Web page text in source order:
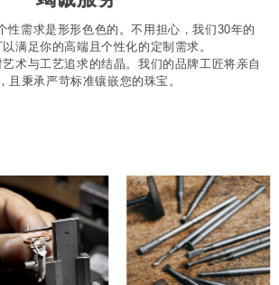
性需求是形形色色的。不用担心，我们30年的
满足你的高端且个性化的定制需求。
术与工艺追求的结晶。我们的品牌工匠将亲自
且秉承严苛标准镶嵌您的珠宝。